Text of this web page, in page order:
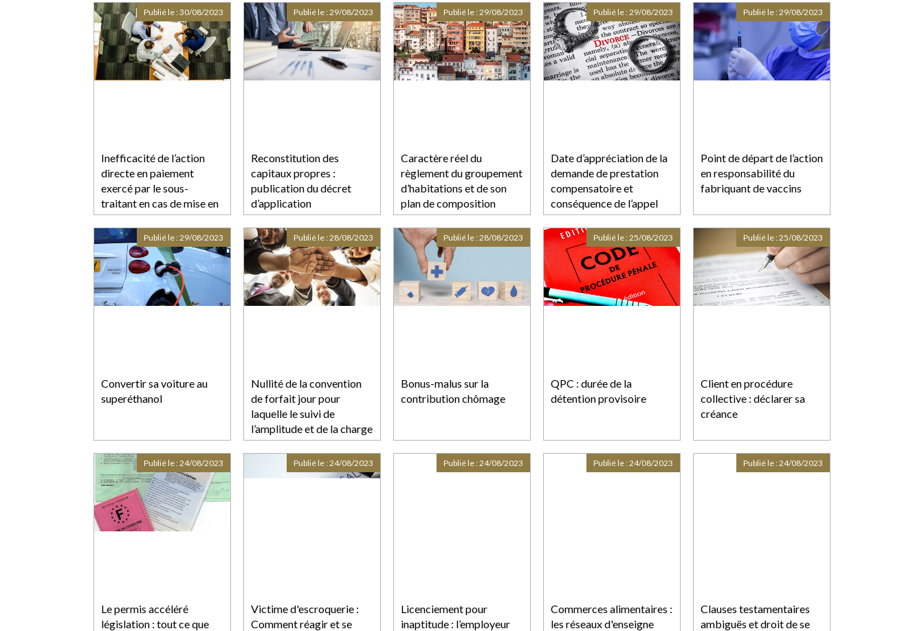
Inefficacité de l’action
directe en paiement
exercé par le sous-
traitant en cas de mise en
demeure postérieur à la
liquidation judiciaire
Publié le :30/08/2023
Reconstitution des
capitaux propres :
publication du décret
d’application
Publié le :29/08/2023
Caractère réel du
règlement du groupement
d’habitations et de son
plan de composition
Publié le :29/08/2023
Date d’appréciation de la
demande de prestation
compensatoire et
conséquence de l’appel
formé contre le jugement
de divorce
Publié le :29/08/2023
Point de départ de l’action
en responsabilité du
fabriquant de vaccins
Publié le :29/08/2023
Convertir sa voiture au
superéthanol
Publié le :29/08/2023
Nullité de la convention
de forfait jour pour
laquelle le suivi de
l’amplitude et de la charge
de travail n’est pas assuré
de manière effective
Publié le :28/08/2023
Bonus-malus sur la
contribution chômage
Publié le :28/08/2023
QPC : durée de la
détention provisoire
Publié le :25/08/2023
Client en procédure
collective : déclarer sa
créance
Publié le :25/08/2023
Le permis accéléré
législation : tout ce que
Publié le :24/08/2023
Victime d'escroquerie :
Comment réagir et se
Publié le :24/08/2023
Licenciement pour
inaptitude : l’employeur
Publié le :24/08/2023
Commerces alimentaires :
les réseaux d'enseigne
Publié le :24/08/2023
Clauses testamentaires
ambiguës et droit de se
Publié le :24/08/2023